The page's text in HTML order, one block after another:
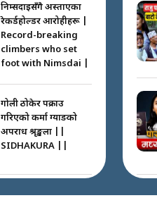
निम्सदाइसँगै अस्ताएका
रेकर्डहोल्डर आरोहीहरू |
Record-breaking
climbers who set
foot with Nimsdai |
गोली ठोकेर पक्राउ
गरिएको कर्मा ग्याङको
अपराध श्रृङ्खला ||
SIDHAKURA ||
नभाँडिएको सद्भाव :